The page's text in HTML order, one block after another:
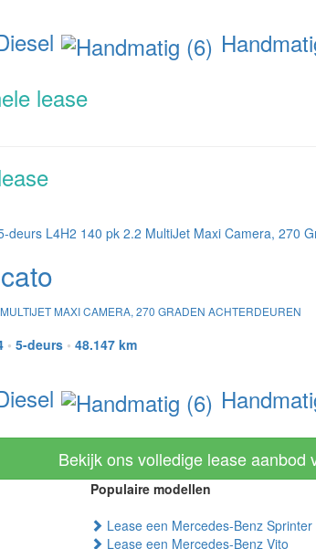
lease
MAXI CAMERA, 270 GRADEN ACHTERDEUREN
• 5-deurs • 48.147 km
Bekijk ons volledige lease aanbod
Populaire modellen
Lease een Mercedes-Benz Sprinter
Lease een Mercedes-Benz Vito